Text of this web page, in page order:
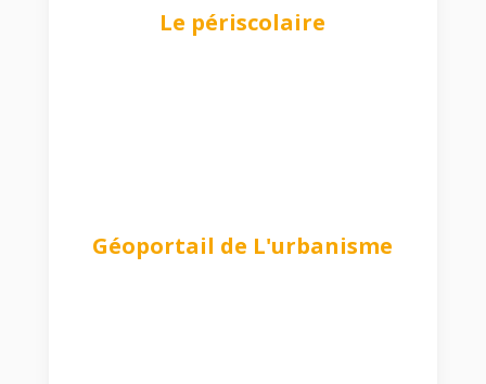
Le périscolaire
Géoportail de L'urbanisme